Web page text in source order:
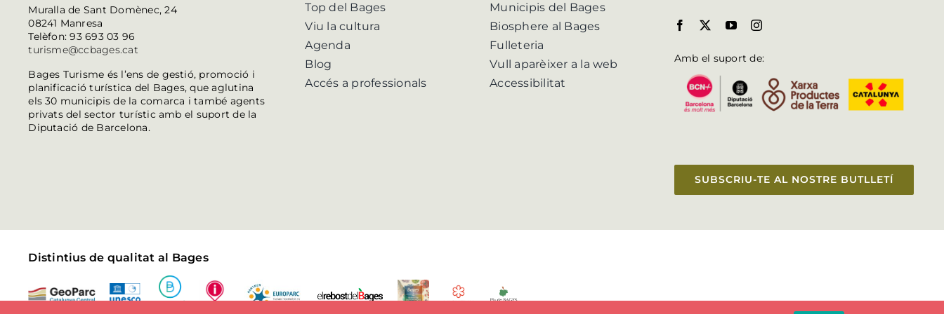
Muralla de Sant Domènec, 24
08241 Manresa
Telèfon: 93 693 03 96
turisme@ccbages.cat
Bages Turisme és l’ens de gestió, promoció i
planificació turística del Bages, que aglutina
els 30 municipis de la comarca i també agents
privats del sector turístic amb el suport de la
Diputació de Barcelona.
Top del Bages
Viu la cultura
Agenda
Blog
Accés a professionals
Municipis del Bages
Biosphere al Bages
Fulleteria
Vull aparèixer a la web
Accessibilitat
Amb el suport de:
SUBSCRIU-TE AL NOSTRE BUTLLETÍ
Distintius de qualitat al Bages